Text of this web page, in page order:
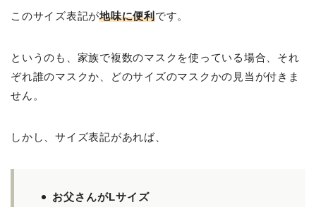
このサイズ表記が地味に便利です。
というのも、家族で複数のマスクを使っている場合、それ
ぞれ誰のマスクか、どのサイズのマスクかの見当が付きま
せん。
しかし、サイズ表記があれば、
お父さんがLサイズ